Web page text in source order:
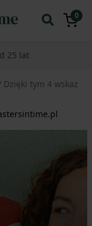
0
25 lat
Dzięki tym 4